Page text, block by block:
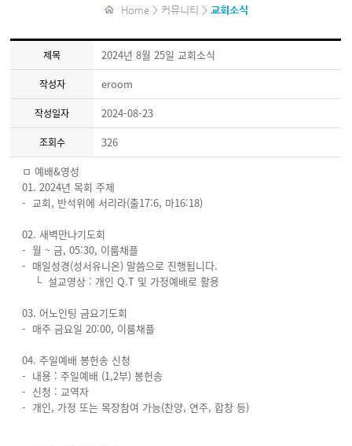
Home > 커뮤니티 > 교회소식
제목 2024년 8월 25일 교회소식
작성자 eroom
작성일자 2024-08-23
조회수
326
ㅁ 예배&영성
01. 2024년 목회 주제
- 교회, 반석위에 서리라(출17:6, 마16:18)
02. 새벽만나기도회
- 월 ~ 금, 05:30, 이룸채플
- 매일성경(성서유니온) 말씀으로 진행됩니다.
└ 설교영상 : 개인 Q.T 및 가정예배로 활용
03. 어노인팅 금요기도회
- 매주 금요일 20:00, 이룸채플
04. 주일예배 봉헌송 신청
- 내용 : 주일예배 (1,2부) 봉헌송
- 신청 : 교역자
- 개인, 가정 또는 목장참여 가능(찬양, 연주, 합창 등)